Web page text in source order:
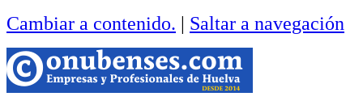
Cambiar a contenido. | Saltar a navegación